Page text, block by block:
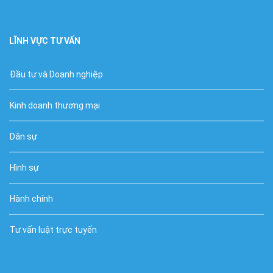
LĨNH VỰC TƯ VẤN
Đầu tư và Doanh nghiệp
Kinh doanh thương mại
Dân sự
Hình sự
Hành chính
Tư vấn luật trực tuyến